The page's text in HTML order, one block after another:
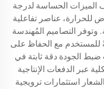
الميزات الحساسة لدرجة
للحرارة، عناصر تفاعلية
وتوفر التصاميم المُهندسة
للمستخدم مع الحفاظ على
الجودة دقة ثابتة في
عبر الدفعات الإنتاجية
استثمارات ترويجية